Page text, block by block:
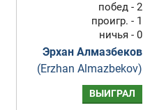
побед - 2
проигр. - 1
ничья - 0
Эрхан Алмазбеков
(Erzhan Almazbekov)
ВЫИГРАЛ